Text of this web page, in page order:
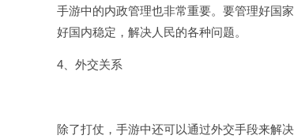
手游中的内政管理也非常重要。要管理好国
好国内稳定，解决人民的各种问题。
4、外交关系
除了打仗，手游中还可以通过外交手段来解